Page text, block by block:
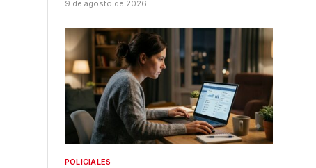
9 de agosto de 2026
POLICIALES